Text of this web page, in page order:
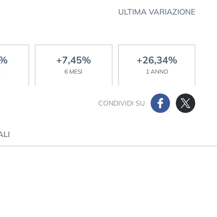
ULTIMA VARIAZIONE
+7,45%
6 MESI
+26,34%
1 ANNO
CONDIVIDI SU